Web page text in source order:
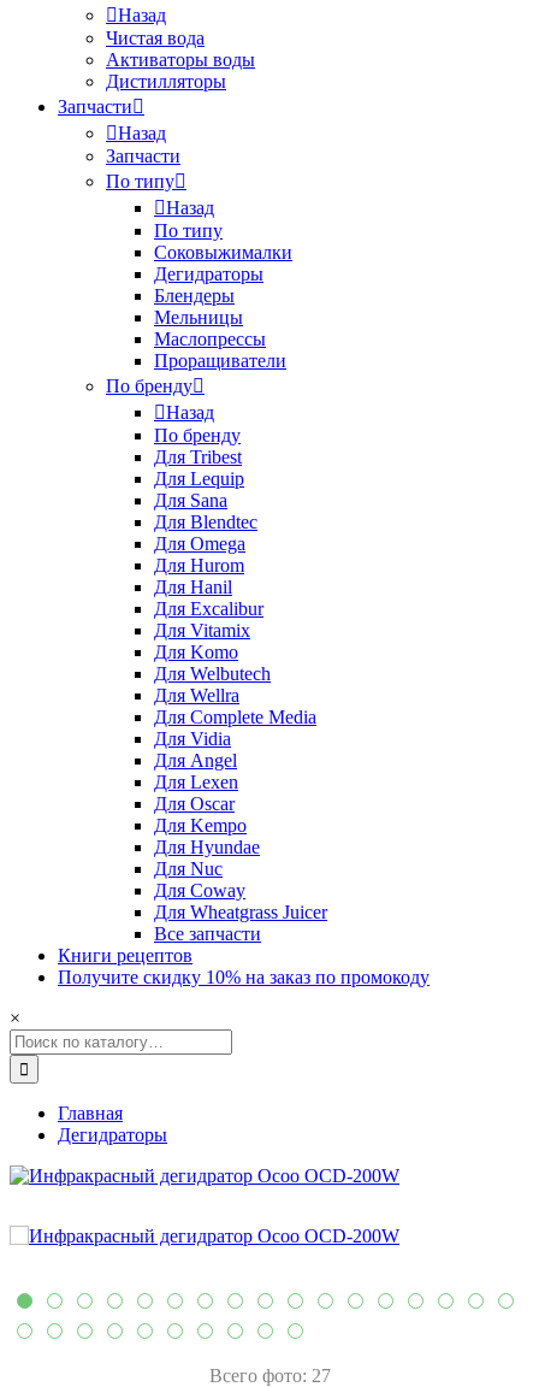
Назад
Чистая вода
Активаторы воды
Дистилляторы
Запчасти
Назад
Запчасти
По типу
Назад
По типу
Соковыжималки
Дегидраторы
Блендеры
Мельницы
Маслопрессы
Проращиватели
По бренду
Назад
По бренду
Для Tribest
Для Lequip
Для Sana
Для Blendtec
Для Omega
Для Hurom
Для Hanil
Для Excalibur
Для Vitamix
Для Komo
Для Welbutech
Для Wellra
Для Complete Media
Для Vidia
Для Angel
Для Lexen
Для Oscar
Для Kempo
Для Hyundae
Для Nuc
Для Coway
Для Wheatgrass Juicer
Все запчасти
Книги рецептов
Получите скидку 10% на заказ по промокоду
×
Главная
Дегидраторы
Всего фото: 27